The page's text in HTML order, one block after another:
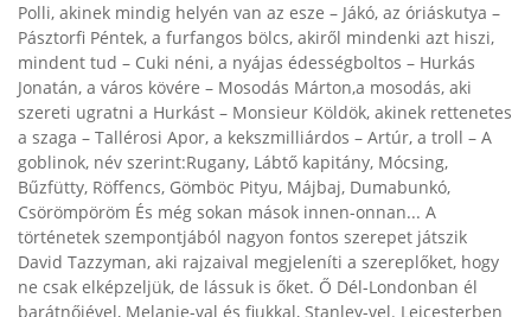
Polli, akinek mindig helyén van az esze – Jákó, az óriáskutya –
Pásztorfi Péntek, a furfangos bölcs, akiről mindenki azt hiszi,
mindent tud – Cuki néni, a nyájas édességboltos – Hurkás
Jonatán, a város kövére – Mosodás Márton,a mosodás, aki
szereti ugratni a Hurkást – Monsieur Köldök, akinek rettenetes
a szaga – Tallérosi Apor, a kekszmilliárdos – Artúr, a troll – A
goblinok, név szerint:Rugany, Lábtő kapitány, Mócsing,
Bűzfütty, Röffencs, Gömböc Pityu, Májbaj, Dumabunkó,
Csörömpöröm És még sokan mások innen-onnan... A
történetek szempontjából nagyon fontos szerepet játszik
David Tazzyman, aki rajzaival megjeleníti a szereplőket, hogy
ne csak elképzeljük, de lássuk is őket. Ő Dél-Londonban él
barátnőjével, Melanie-val és fiukkal, Stanley-vel. Leicesterben